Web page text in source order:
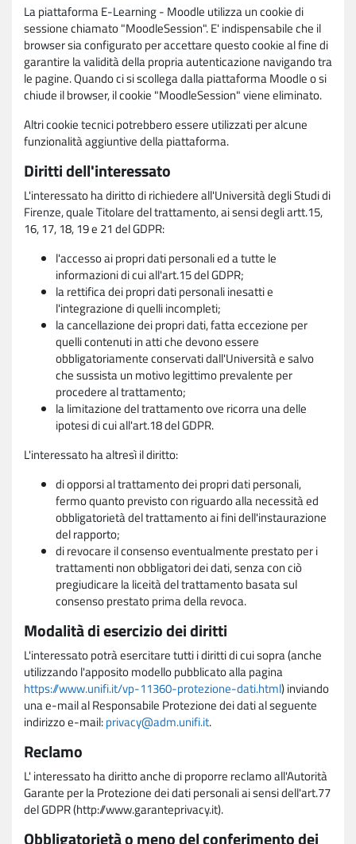
La piattaforma E-Learning - Moodle utilizza un cookie di
sessione chiamato "MoodleSession". E' indispensabile che il
browser sia configurato per accettare questo cookie al fine di
garantire la validità della propria autenticazione navigando tra
le pagine. Quando ci si scollega dalla piattaforma Moodle o si
chiude il browser, il cookie "MoodleSession" viene eliminato.
Altri cookie tecnici potrebbero essere utilizzati per alcune
funzionalità aggiuntive della piattaforma.
Diritti dell'interessato
L'interessato ha diritto di richiedere all'Università degli Studi di
Firenze, quale Titolare del trattamento, ai sensi degli artt.15,
16, 17, 18, 19 e 21 del GDPR:
l'accesso ai propri dati personali ed a tutte le
informazioni di cui all'art.15 del GDPR;
la rettifica dei propri dati personali inesatti e
l'integrazione di quelli incompleti;
la cancellazione dei propri dati, fatta eccezione per
quelli contenuti in atti che devono essere
obbligatoriamente conservati dall'Università e salvo
che sussista un motivo legittimo prevalente per
procedere al trattamento;
la limitazione del trattamento ove ricorra una delle
ipotesi di cui all'art.18 del GDPR.
L'interessato ha altresì il diritto:
di opporsi al trattamento dei propri dati personali,
fermo quanto previsto con riguardo alla necessità ed
obbligatorietà del trattamento ai fini dell'instaurazione
del rapporto;
di revocare il consenso eventualmente prestato per i
trattamenti non obbligatori dei dati, senza con ciò
pregiudicare la liceità del trattamento basata sul
consenso prestato prima della revoca.
Modalità di esercizio dei diritti
L'interessato potrà esercitare tutti i diritti di cui sopra (anche
utilizzando l'apposito modello pubblicato alla pagina
https://www.unifi.it/vp-11360-protezione-dati.html) inviando
una e-mail al Responsabile Protezione dei dati al seguente
indirizzo e-mail:privacy@adm.unifi.it.
Reclamo
L' interessato ha diritto anche di proporre reclamo all'Autorità
Garante per la Protezione dei dati personali ai sensi dell'art.77
del GDPR (http://www.garanteprivacy.it).
Obbligatorietà o meno del conferimento dei